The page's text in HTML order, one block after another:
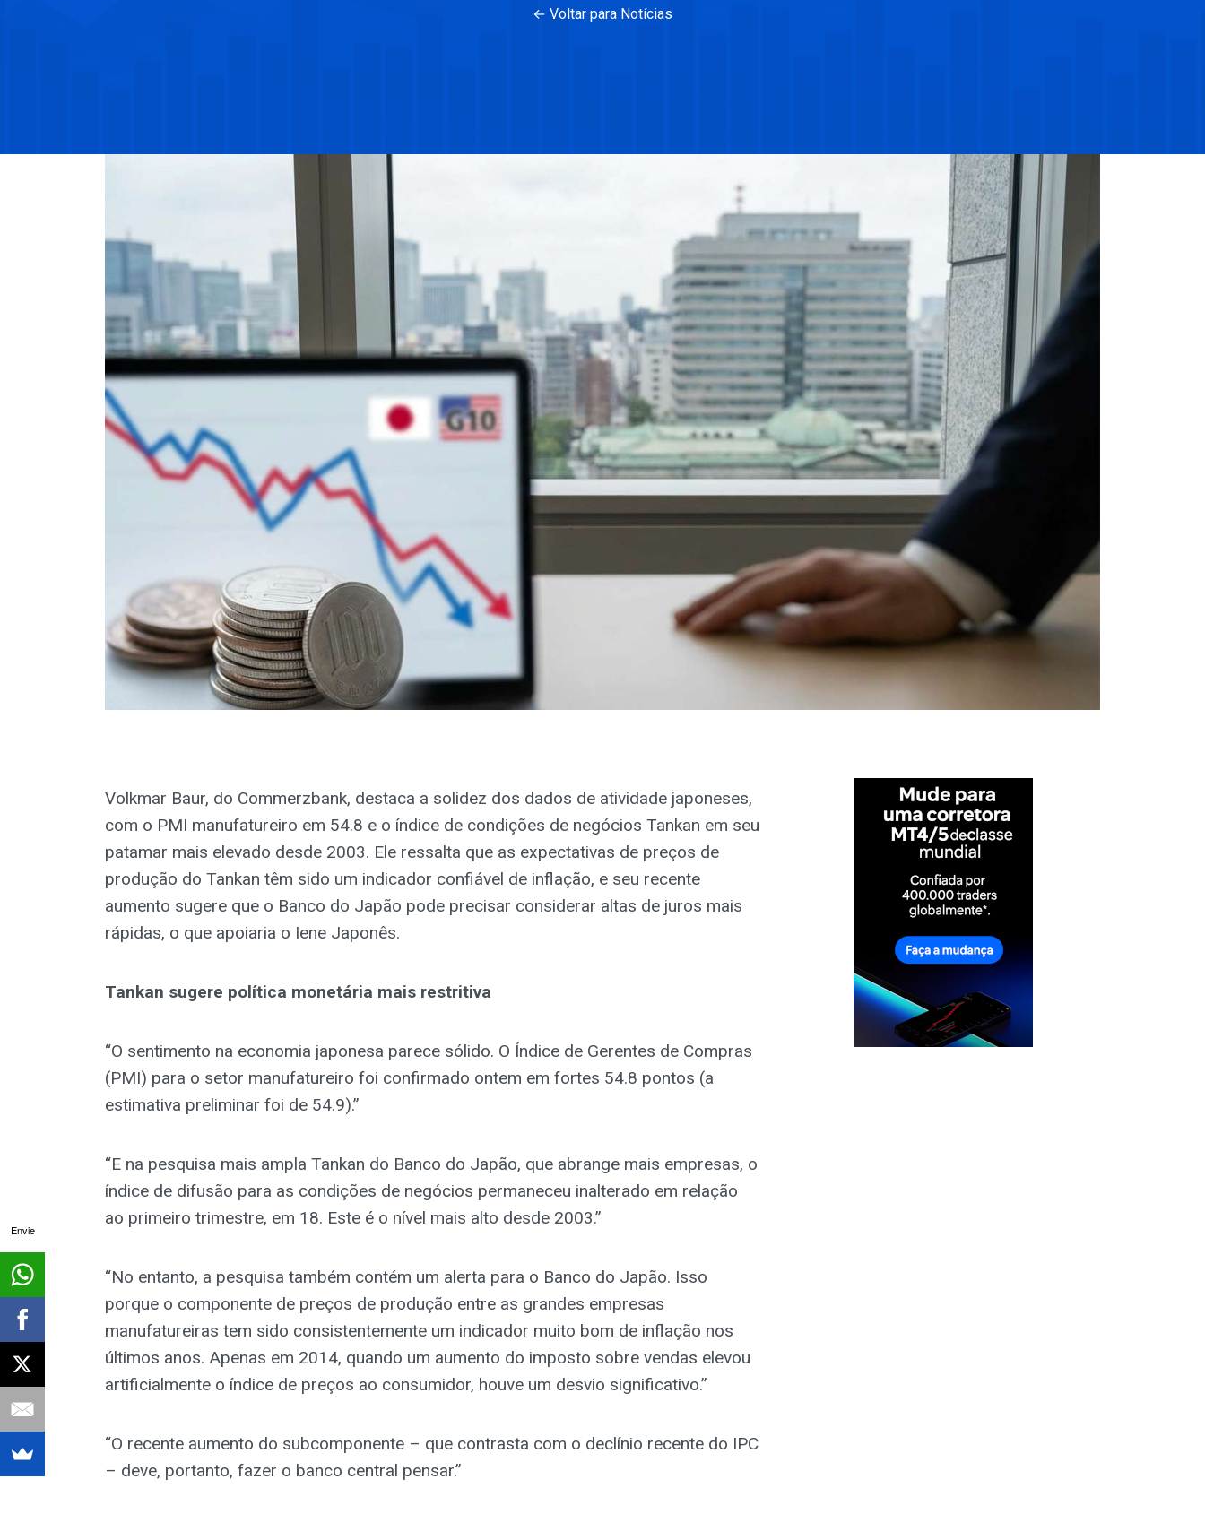
← Voltar para Notícias
Volkmar Baur, do Commerzbank, destaca a solidez dos dados de atividade japoneses,
com o PMI manufatureiro em 54.8 e o índice de condições de negócios Tankan em seu
patamar mais elevado desde 2003. Ele ressalta que as expectativas de preços de
produção do Tankan têm sido um indicador confiável de inflação, e seu recente
aumento sugere que o Banco do Japão pode precisar considerar altas de juros mais
rápidas, o que apoiaria o Iene Japonês.
Tankan sugere política monetária mais restritiva
“O sentimento na economia japonesa parece sólido. O Índice de Gerentes de Compras
(PMI) para o setor manufatureiro foi confirmado ontem em fortes 54.8 pontos (a
estimativa preliminar foi de 54.9).”
“E na pesquisa mais ampla Tankan do Banco do Japão, que abrange mais empresas, o
índice de difusão para as condições de negócios permaneceu inalterado em relação
ao primeiro trimestre, em 18. Este é o nível mais alto desde 2003.”
“No entanto, a pesquisa também contém um alerta para o Banco do Japão. Isso
porque o componente de preços de produção entre as grandes empresas
manufatureiras tem sido consistentemente um indicador muito bom de inflação nos
últimos anos. Apenas em 2014, quando um aumento do imposto sobre vendas elevou
artificialmente o índice de preços ao consumidor, houve um desvio significativo.”
“O recente aumento do subcomponente – que contrasta com o declínio recente do IPC
– deve, portanto, fazer o banco central pensar.”
Envie